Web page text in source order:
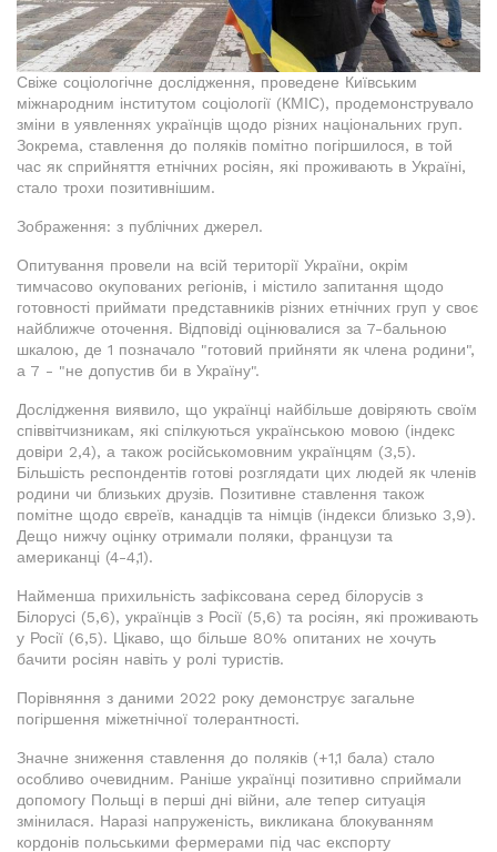
Свіже соціологічне дослідження, проведене Київським
міжнародним інститутом соціології (КМІС), продемонструвало
зміни в уявленнях українців щодо різних національних груп.
Зокрема, ставлення до поляків помітно погіршилося, в той
час як сприйняття етнічних росіян, які проживають в Україні,
стало трохи позитивнішим.
Зображення: з публічних джерел.
Опитування провели на всій території України, окрім
тимчасово окупованих регіонів, і містило запитання щодо
готовності приймати представників різних етнічних груп у своє
найближче оточення. Відповіді оцінювалися за 7-бальною
шкалою, де 1 позначало "готовий прийняти як члена родини",
а 7 - "не допустив би в Україну".
Дослідження виявило, що українці найбільше довіряють своїм
співвітчизникам, які спілкуються українською мовою (індекс
довіри 2,4), а також російськомовним українцям (3,5).
Більшість респондентів готові розглядати цих людей як членів
родини чи близьких друзів. Позитивне ставлення також
помітне щодо євреїв, канадців та німців (індекси близько 3,9).
Дещо нижчу оцінку отримали поляки, французи та
американці (4-4,1).
Найменша прихильність зафіксована серед білорусів з
Білорусі (5,6), українців з Росії (5,6) та росіян, які проживають
у Росії (6,5). Цікаво, що більше 80% опитаних не хочуть
бачити росіян навіть у ролі туристів.
Порівняння з даними 2022 року демонструє загальне
погіршення міжетнічної толерантності.
Значне зниження ставлення до поляків (+1,1 бала) стало
особливо очевидним. Раніше українці позитивно сприймали
допомогу Польщі в перші дні війни, але тепер ситуація
змінилася. Наразі напруженість, викликана блокуванням
кордонів польськими фермерами під час експорту